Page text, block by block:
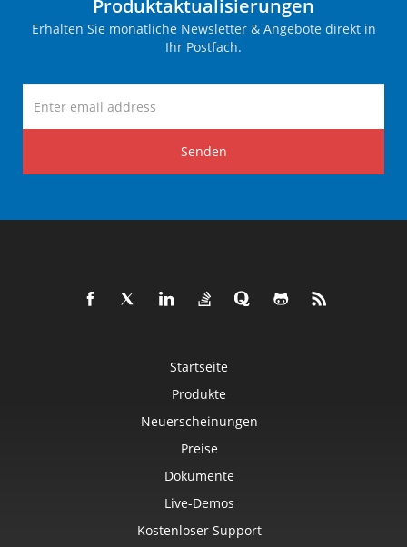
Produktaktualisierungen
Erhalten Sie monatliche Newsletter & Angebote direkt in
Ihr Postfach.
Senden
Startseite
Produkte
Neuerscheinungen
Preise
Dokumente
Live-Demos
Kostenloser Support